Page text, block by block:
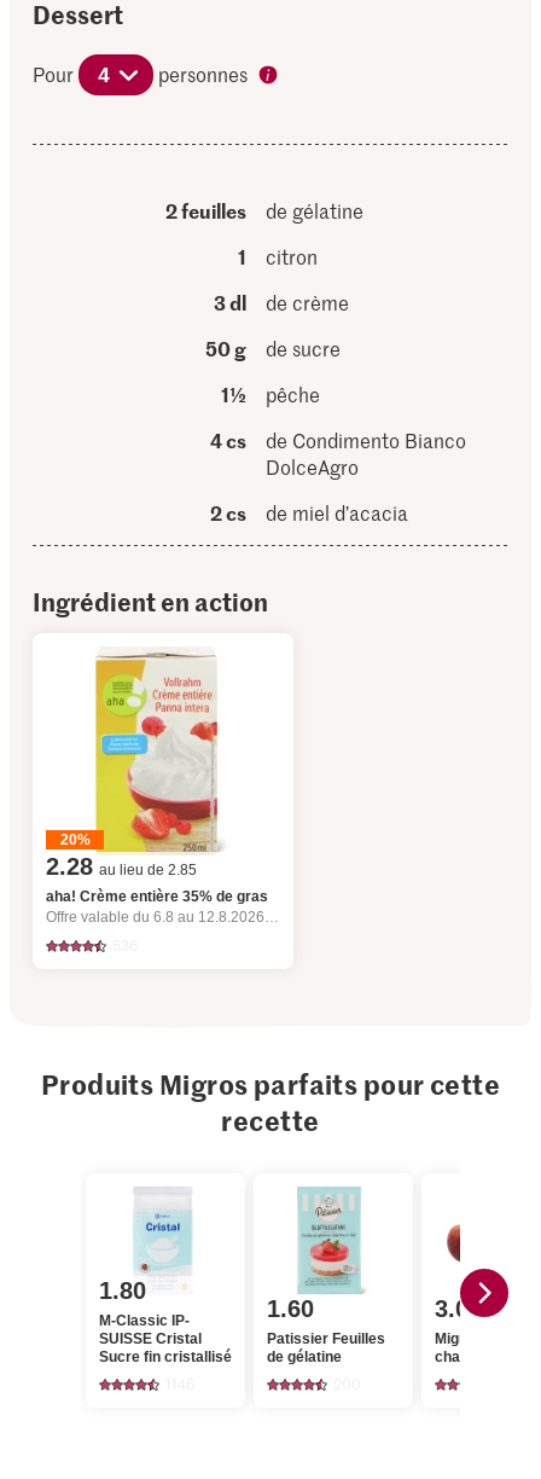
Dessert
Pour 4 personnes
2 feuilles
de gélatine
1
citron
3 dl
de crème
50 g
de sucre
1½
pêche
4 cs
de Condimento Bianco
DolceAgro
2 cs
de miel d’acacia
Ingrédient en action
20%
2.28 au lieu de 2.85
aha! Crème entière 35% de gras
Offre valable du 6.8 au 12.8.2026, jusqu’à épuisement du stock.
Produits Migros parfaits pour cette
recette
1.80
M-Classic IP-
SUISSE Cristal
Sucre fin cristallisé
1.60
Patissier Feuilles
de gélatine
3.00
Migros Pêches
chair jaune